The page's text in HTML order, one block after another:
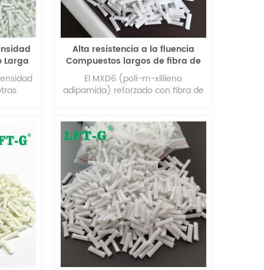
Larga
Alta resistencia a la fluencia
Compuestos largos de fibra de
vidrio rellenos de MXD 6
El MXD6 (poli-m-xilileno
adipamida) reforzado con fibra de